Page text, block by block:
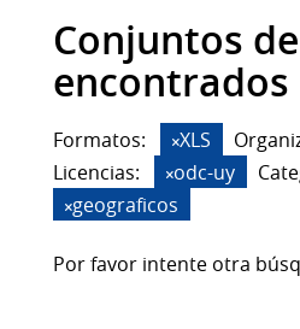
Conjuntos
encontrados
Formatos: XLS
Licencias:
odc-uy
geograficos
Por favor intente otra